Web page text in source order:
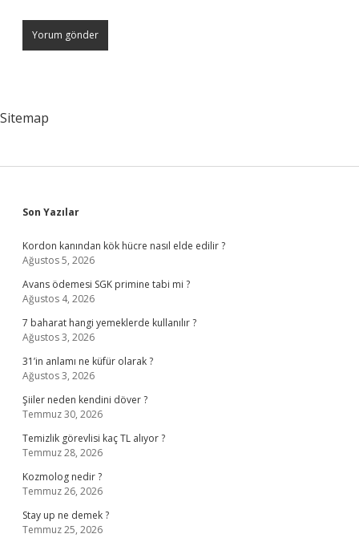
Sitemap
Sidebar
Son Yazılar
Kordon kanından kök hücre nasıl elde edilir ?
Ağustos 5, 2026
Avans ödemesi SGK primine tabi mi ?
Ağustos 4, 2026
7 baharat hangi yemeklerde kullanılır ?
Ağustos 3, 2026
31’in anlamı ne küfür olarak ?
Ağustos 3, 2026
Şiiler neden kendini döver ?
Temmuz 30, 2026
Temizlik görevlisi kaç TL alıyor ?
Temmuz 28, 2026
Kozmolog nedir ?
Temmuz 26, 2026
Stay up ne demek ?
Temmuz 25, 2026